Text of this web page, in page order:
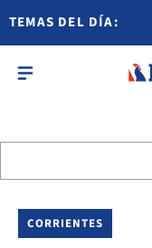
TEMAS DEL DÍA:
CORRIENTES